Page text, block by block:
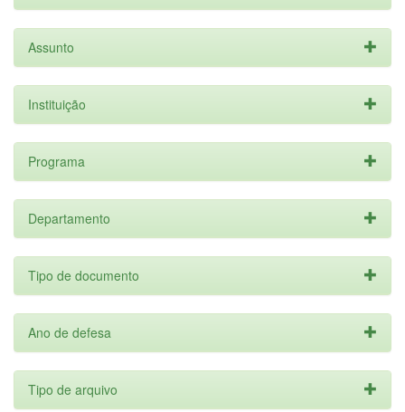
Assunto
Instituição
Programa
Departamento
Tipo de documento
Ano de defesa
Tipo de arquivo